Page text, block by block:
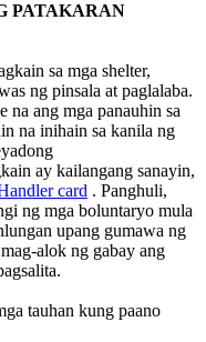
PATAKARAN
sa mga shelter,
ng pinsala at paglalaba.
na ang mga panauhin sa
na inihain sa kanila ng
ay kailangang sanayin,
card . Panghuli,
ng mga boluntaryo mula
upang gumawa ng
alok ng gabay ang
tauhan kung paano